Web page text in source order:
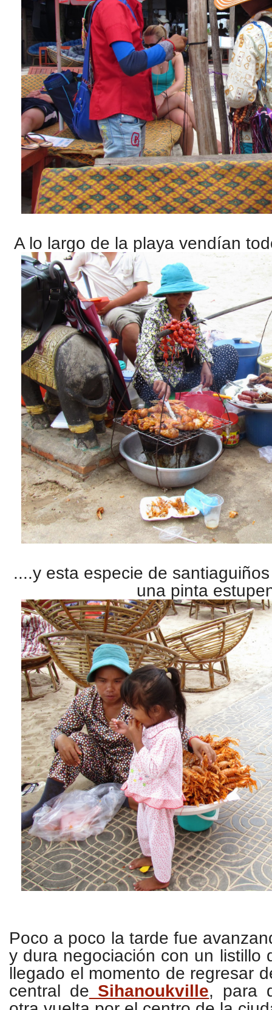
A lo largo de la playa vendían
....y esta especie de
una pinta
Poco a poco la tarde fue
y dura negociación con un listillo
llegado el momento de regresar
central de Sihanoukville, para